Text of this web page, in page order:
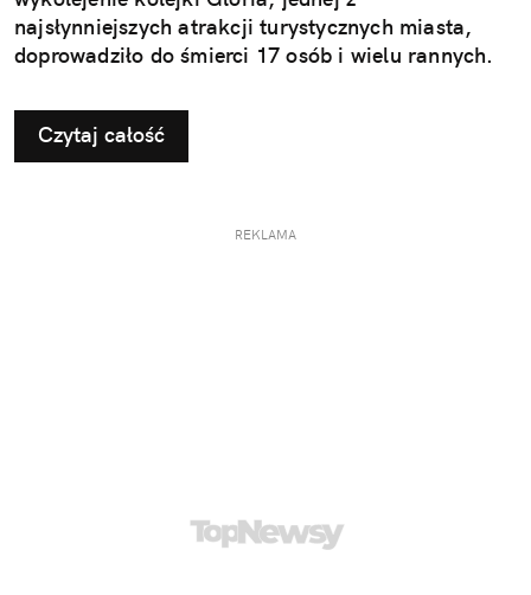
najsłynniejszych atrakcji turystycznych miasta,
doprowadziło do śmierci 17 osób i wielu rannych.
Czytaj całość
REKLAMA